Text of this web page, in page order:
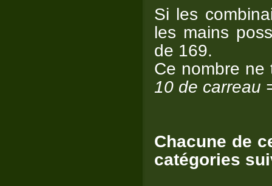
Si les
les mains
de 169.
Ce nombre
10 de carreau
Chacune de
catégories